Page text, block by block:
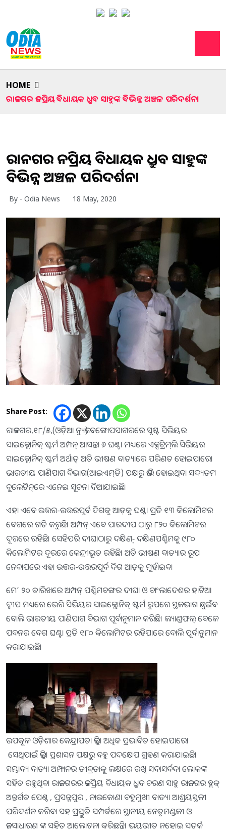
HOME
ରାଜନଗର ଜନପ୍ରିୟ ବିଧାୟକ ଧ୍ରୁବ ସାହୁଙ୍କ ବିଭିନ୍ନ ଅଞ୍ଚଳ ପରିଦର୍ଶନ।
ରାଜନଗର ଜନପ୍ରିୟ ବିଧାୟକ ଧ୍ରୁବ ସାହୁଙ୍କ
ବିଭିନ୍ନ ଅଞ୍ଚଳ ପରିଦର୍ଶନ।
By - Odia News 18 May, 2020
Share Post:
ରାଜନଗର,୧୮/୫,(ଓଡ଼ିଆ ନ୍ୟୁଜ) ବଙ୍ଗୋପସାଗରରେ ସୃଷ୍ଟ ସିଭିୟର
ସାଇକ୍ଲୋନିକ୍‌ ଷ୍ଟର୍ମ ଅମ୍ପନ୍ ଆସନ୍ତା ୬ ଘଣ୍ଟା ମଧ୍ୟରେ ଏକ୍ସଟ୍ରିମ୍‌ଲି ସିଭିୟର
ସାଇକ୍ଲୋନିକ୍ ଷ୍ଟର୍ମ ଅର୍ଥାତ୍‌ ଅତି ଭୀଷଣ ବାତ୍ୟାରେ ପରିଣତ ହୋଇପାରେ।
ଭାରତୀୟ ପାଣିପାଗ ବିଭାଗ(ଆଇଏମ୍‌ଡି) ପକ୍ଷରୁ ଜାରି ହୋଇଥିବା ସଦ୍ୟତମ
ବୁଲେଟିନ୍‌ରେ ଏନେଇ ସୂଚନା ଦିଆଯାଇଛି।
ଏହା ଏବେ ଉତ୍ତର-ଉତ୍ତରପୂର୍ବ ଦିଗକୁ ଆଡ଼କୁ ଘଣ୍ଟା ପ୍ରତି ୧୩ କିଲୋମିଟର
ବେଗରେ ଗତି କରୁଛି। ଅମ୍ପନ୍ ଏବେ ପାରଦୀପ ଠାରୁ ୮୨୦ କିଲୋମିଟର
ଦୂରରେ ରହିଛି। ସେହିପରି ଦୀଘାଠାରୁ ଦକ୍ଷିଣ-଼ ଦକ୍ଷିଣପଶ୍ଚିମକୁ ୯୮୦
କିଲୋମିଟର ଦୂରରେ କେନ୍ଦ୍ରୀଭୂତ ରହିଛି। ଅତି ଭୀଷଣ ବାତ୍ୟାର ରୂପ
ନେବାପରେ ଏହା ଉତ୍ତର-ଉତ୍ତରପୂର୍ବ ଦିଗ ଆଡ଼କୁ ମୁହାଁଇବ।
ମେ’ ୨୦ ତାରିଖରେ ଅମ୍ପନ୍‌ ପଶ୍ଚିମବଙ୍ଗର ଦୀଘା ଓ ବାଂଲାଦେଶର ହାଟି‌ଆ
ଦ୍ୱୀପ ମଧ୍ୟରେ ଭେରି ସିଭିୟର ସାଇକ୍ଲୋନିକ୍ ଷ୍ଟର୍ମ ରୂପରେ ସ୍ଥଳଭାଗ ଛୁଇଁବ
ବୋଲି ଭାରତୀୟ ପାଣିପାଗ ବିଭାଗ ପୂର୍ବାନୁମାନ କରିଛି। ଲ୍ୟାଣ୍ଡଫଲ୍ ବେଳେ
ପବନର ବେଗ ଘଣ୍ଟା ପ୍ରତି ୧୮୦ କିଲୋମିଟର ରହିପାରେ ବୋଲି ପୂର୍ବାନୁମାନ
କରାଯାଇଛି।
ଉପକୂଳ ଓଡ଼ିଶାର କେନ୍ଦ୍ରାପଡା ଜିଲ୍ଲା ଅଧିକ ପ୍ରଭାବିତ ହୋଇପାରେ।
ସେଥିପାଇଁ ଜିଲ୍ଲା ପ୍ରଶାସନ ପକ୍ଷରୁ ବହୁ ପଦକ୍ଷେପ ଗ୍ରହଣ କରାଯାଇଛି।
ସମ୍ଭାବ୍ୟ ବାତ୍ୟା ଅମ୍ଫାନର ତୀବ୍ରତାକୁ ଲକ୍ଷରେ ରଖି ସଦାସର୍ବଦା ଲୋକଙ୍କ
ସହିତ ରହୁଥିବା ରାଜନଗରର ଜନପ୍ରିୟ ବିଧାୟକ ଧ୍ରୁବ ଚରଣ ସାହୁ ରାଜନଗର ବ୍ଲକ୍
ଅନ୍ତର୍ଗତ ପେଣ୍ଠ , ପ୍ରସନ୍ନପୁର , ନାଉକୋଣା ବହୁମୁଖୀ ବାତ୍ୟା ଆଶ୍ରୟସ୍ଥଳୀ
ପରିଦର୍ଶନ କରିବା ସହ ପ୍ରସ୍ତୁତି ସମ୍ପର୍କରେ ସ୍ଥାନୀୟ ନେତୃମଣ୍ଡଳୀ ଓ
ଜନସାଧାରଣ ଙ୍କ ସହିତ ଆଲୋଚନା କରିଛନ୍ତି। ଭୟଭୀତ ନହୋଇ ସତର୍କ